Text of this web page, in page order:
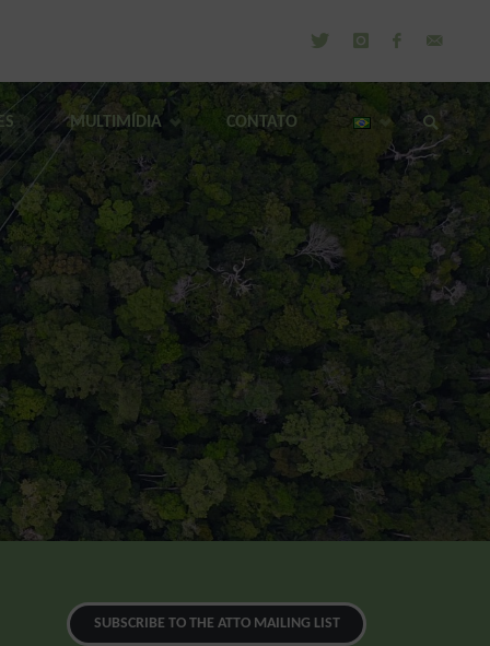
MULTIMÍDIA CONTATO
SUBSCRIBE TO THE ATTO MAILING LIST